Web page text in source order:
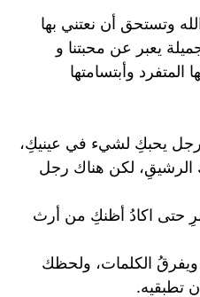
وتستحق أن نعتني بها
يعبر عن محبتنا و
المتفرد وأبتسامتها
رجل يحبكِ لشيء في عينيكِ،
الرشيقِ، لكن هناك رجل
حتى اكادُ أظنكِ من أرث
الكلمات، ولحظك
تطبقيه.